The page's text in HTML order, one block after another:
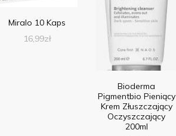
Miralo 10 Kaps
16,99zł
Bioderma
Pigmentbio Pieniący
Krem Złuszczający
Oczyszczający
200ml